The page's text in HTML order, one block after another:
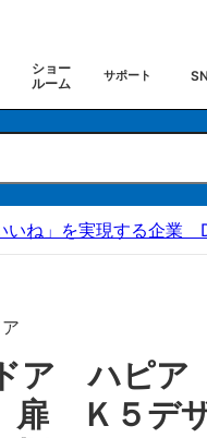
ショー
ルーム
サポート
いね」を実現する企業
ア ハピ
扉 Ｋ５デ